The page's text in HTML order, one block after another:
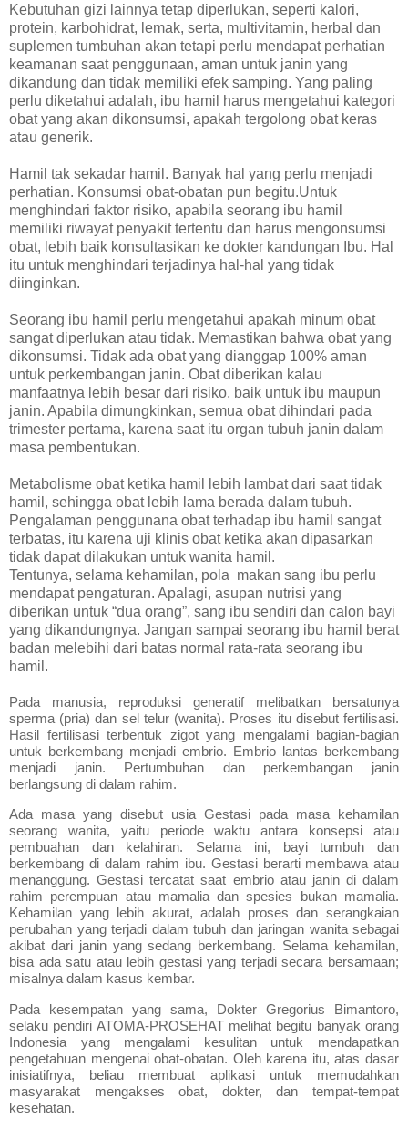
Kebutuhan gizi lainnya tetap diperlukan, seperti kalori,
protein, karbohidrat, lemak, serta, multivitamin, herbal dan
suplemen tumbuhan akan tetapi perlu mendapat perhatian
keamanan saat penggunaan, aman untuk janin yang
dikandung dan tidak memiliki efek samping. Yang paling
perlu diketahui adalah, ibu hamil harus mengetahui kategori
obat yang akan dikonsumsi, apakah tergolong obat keras
atau generik.
Hamil tak sekadar hamil. Banyak hal yang perlu menjadi
perhatian. Konsumsi obat-obatan pun begitu.Untuk
menghindari faktor risiko, apabila seorang ibu hamil
memiliki riwayat penyakit tertentu dan harus mengonsumsi
obat, lebih baik konsultasikan ke dokter kandungan Ibu. Hal
itu untuk menghindari terjadinya hal-hal yang tidak
diinginkan.
Seorang ibu hamil perlu mengetahui apakah minum obat
sangat diperlukan atau tidak. Memastikan bahwa obat yang
dikonsumsi. Tidak ada obat yang dianggap 100% aman
untuk perkembangan janin. Obat diberikan kalau
manfaatnya lebih besar dari risiko, baik untuk ibu maupun
janin. Apabila dimungkinkan, semua obat dihindari pada
trimester pertama, karena saat itu organ tubuh janin dalam
masa pembentukan.
Metabolisme obat ketika hamil lebih lambat dari saat tidak
hamil, sehingga obat lebih lama berada dalam tubuh.
Pengalaman penggunana obat terhadap ibu hamil sangat
terbatas, itu karena uji klinis obat ketika akan dipasarkan
tidak dapat dilakukan untuk wanita hamil.
Tentunya, selama kehamilan, pola makan sang ibu perlu
mendapat pengaturan. Apalagi, asupan nutrisi yang
diberikan untuk “dua orang”, sang ibu sendiri dan calon bayi
yang dikandungnya. Jangan sampai seorang ibu hamil berat
badan melebihi dari batas normal rata-rata seorang ibu
hamil.
Pada manusia, reproduksi generatif melibatkan bersatunya
sperma (pria) dan sel telur (wanita). Proses itu disebut fertilisasi.
Hasil fertilisasi terbentuk zigot yang mengalami bagian-bagian
untuk berkembang menjadi embrio. Embrio lantas berkembang
menjadi janin. Pertumbuhan dan perkembangan janin
berlangsung di dalam rahim.
Ada masa yang disebut usia Gestasi pada masa kehamilan
seorang wanita, yaitu periode waktu antara konsepsi atau
pembuahan dan kelahiran. Selama ini, bayi tumbuh dan
berkembang di dalam rahim ibu. Gestasi berarti membawa atau
menanggung. Gestasi tercatat saat embrio atau janin di dalam
rahim perempuan atau mamalia dan spesies bukan mamalia.
Kehamilan yang lebih akurat, adalah proses dan serangkaian
perubahan yang terjadi dalam tubuh dan jaringan wanita sebagai
akibat dari janin yang sedang berkembang. Selama kehamilan,
bisa ada satu atau lebih gestasi yang terjadi secara bersamaan;
misalnya dalam kasus kembar.
Pada kesempatan yang sama, Dokter Gregorius Bimantoro,
selaku pendiri ATOMA-PROSEHAT melihat begitu banyak orang
Indonesia yang mengalami kesulitan untuk mendapatkan
pengetahuan mengenai obat-obatan. Oleh karena itu, atas dasar
inisiatifnya, beliau membuat aplikasi untuk memudahkan
masyarakat mengakses obat, dokter, dan tempat-tempat
kesehatan.